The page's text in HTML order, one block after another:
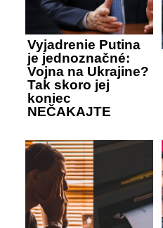
Vyjadrenie Putina
je jednoznačné:
Vojna na Ukrajine?
Tak skoro jej
koniec
NEČAKAJTE